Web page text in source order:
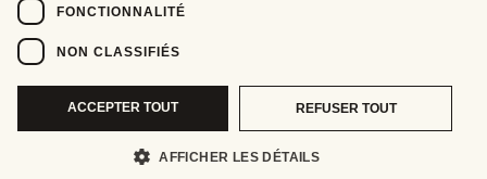
FONCTIONNALITÉ
NON CLASSIFIÉS
ACCEPTER TOUT REFUSER TOUT
AFFICHER LES DÉTAILS